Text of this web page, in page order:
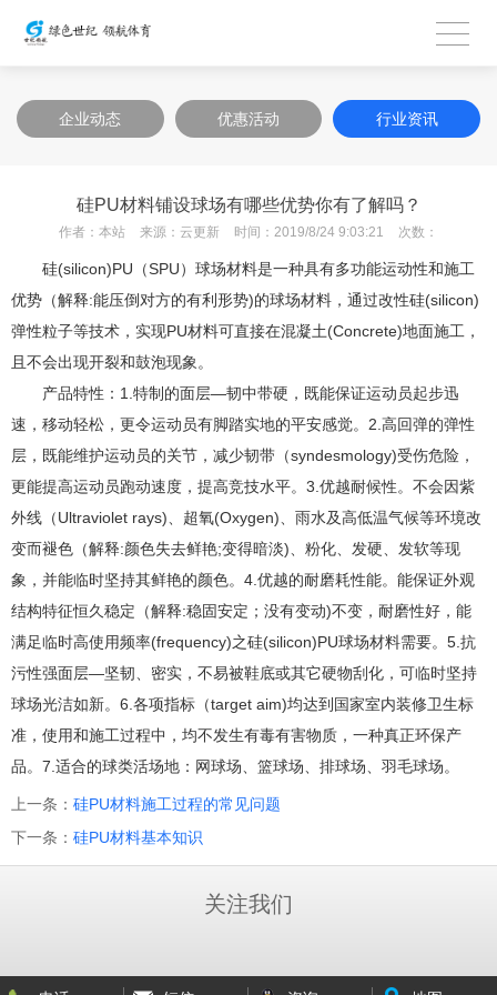
企业动态 优惠活动 行业资讯
硅PU材料铺设球场有哪些优势你有了解吗？
作者： 本站 来源： 云更新 时间： 2019/8/24 9:03:21 次数：
硅(silicon)PU（SPU）球场材料是一种具有多功能运动性和施工
优势（解释:能压倒对方的有利形势)的球场材料，通过改性硅(silicon)
弹性粒子等技术，实现PU材料可直接在混凝土(Concrete)地面施工，
且不会出现开裂和鼓泡现象。
产品特性：1.特制的面层—韧中带硬，既能保证运动员起步迅
速，移动轻松，更令运动员有脚踏实地的平安感觉。2.高回弹的弹性
层，既能维护运动员的关节，减少韧带（syndesmology)受伤危险，
更能提高运动员跑动速度，提高竞技水平。3.优越耐候性。不会因紫
外线（Ultraviolet rays)、超氧(Oxygen)、雨水及高低温气候等环境改
变而褪色（解释:颜色失去鲜艳;变得暗淡)、粉化、发硬、发软等现
象，并能临时坚持其鲜艳的颜色。4.优越的耐磨耗性能。能保证外观
结构特征恒久稳定（解释:稳固安定；没有变动)不变，耐磨性好，能
满足临时高使用频率(frequency)之硅(silicon)PU球场材料需要。5.抗
污性强面层—坚韧、密实，不易被鞋底或其它硬物刮化，可临时坚持
球场光洁如新。6.各项指标（target aim)均达到国家室内装修卫生标
准，使用和施工过程中，均不发生有毒有害物质，一种真正环保产
品。7.适合的球类活场地：网球场、篮球场、排球场、羽毛球场。
上一条： 硅PU材料施工过程的常见问题
下一条： 硅PU材料基本知识
关注我们